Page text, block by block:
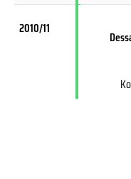
2010/11